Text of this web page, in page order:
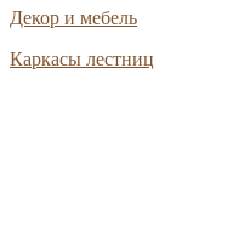
Декор и мебель
Каркасы лестниц